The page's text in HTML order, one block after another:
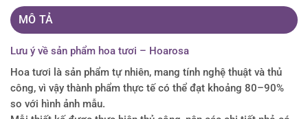
MÔ TẢ
Lưu ý về sản phẩm hoa tươi – Hoarosa
Hoa tươi là sản phẩm tự nhiên, mang tính nghệ thuật và thủ
công, vì vậy thành phẩm thực tế có thể đạt khoảng 80–90%
so với hình ảnh mẫu.